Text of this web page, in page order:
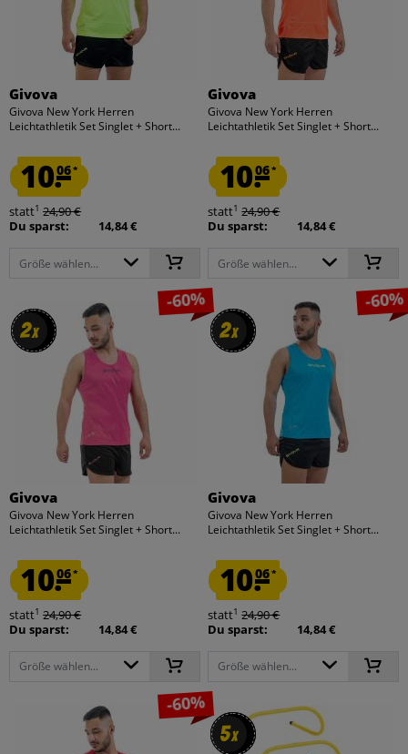
Givova
Givova New York Herren
Leichtathletik Set Singlet + Short...
10.06*
statt1 24,90 €
Du sparst:
14,84 €
Größe wählen...
Givova
Givova New York Herren
Leichtathletik Set Singlet + Short...
10.06*
statt1 24,90 €
Du sparst:
14,84 €
Größe wählen...
2x
2x
-60%
Givova
Givova New York Herren
Leichtathletik Set Singlet + Short...
10.06*
statt1 24,90 €
Du sparst:
14,84 €
Größe wählen...
2x
2x
-60%
Givova
Givova New York Herren
Leichtathletik Set Singlet + Short...
10.06*
statt1 24,90 €
Du sparst:
14,84 €
Größe wählen...
-60%
5x
5x